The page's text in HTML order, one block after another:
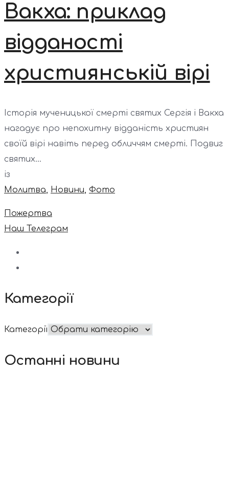
Вакха: приклад
відданості
християнській вірі
Історія мученицької смерті святих Сергія і Вакха
нагадує про непохитну відданість християн
своїй вірі навіть перед обличчям смерті. Подвиг
святих...
із
Молитва, Новини, Фото
Пожертва
Наш Телеграм
Категорії
Категорії
Останні новини